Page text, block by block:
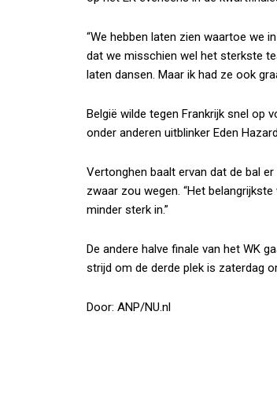
“We hebben laten zien waartoe we
dat we misschien wel het sterkste
laten dansen. Maar ik had ze ook
België wilde tegen Frankrijk snel op
onder anderen uitblinker Eden
Vertonghen baalt ervan dat de bal
zwaar zou wegen. “Het
minder sterk in.”
De andere halve finale van het WK
strijd om de derde plek is zaterdag
Door: ANP/NU.nl